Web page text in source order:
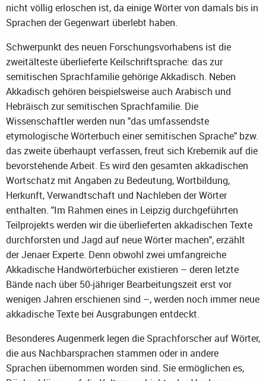
nicht völlig erloschen ist, da einige Wörter von damals bis in
Sprachen der Gegenwart überlebt haben.
Schwerpunkt des neuen Forschungsvorhabens ist die
zweitälteste überlieferte Keilschriftsprache: das zur
semitischen Sprachfamilie gehörige Akkadisch. Neben
Akkadisch gehören beispielsweise auch Arabisch und
Hebräisch zur semitischen Sprachfamilie. Die
Wissenschaftler werden nun "das umfassendste
etymologische Wörterbuch einer semitischen Sprache" bzw.
das zweite überhaupt verfassen, freut sich Krebernik auf die
bevorstehende Arbeit. Es wird den gesamten akkadischen
Wortschatz mit Angaben zu Bedeutung, Wortbildung,
Herkunft, Verwandtschaft und Nachleben der Wörter
enthalten. "Im Rahmen eines in Leipzig durchgeführten
Teilprojekts werden wir die überlieferten akkadischen Texte
durchforsten und Jagd auf neue Wörter machen", erzählt
der Jenaer Experte. Denn obwohl zwei umfangreiche
Akkadische Handwörterbücher existieren – deren letzte
Bände nach über 50-jähriger Bearbeitungszeit erst vor
wenigen Jahren erschienen sind –, werden noch immer neue
akkadische Texte bei Ausgrabungen entdeckt.
Besonderes Augenmerk legen die Sprachforscher auf Wörter,
die aus Nachbarsprachen stammen oder in andere
Sprachen übernommen worden sind. Sie ermöglichen es,